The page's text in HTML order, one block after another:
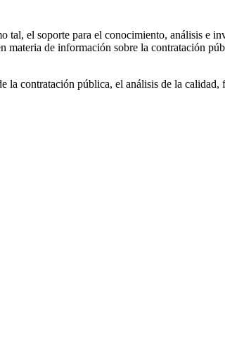
el soporte para el conocimiento, análisis e
materia de información sobre la contratación
la contratación pública, el análisis de la